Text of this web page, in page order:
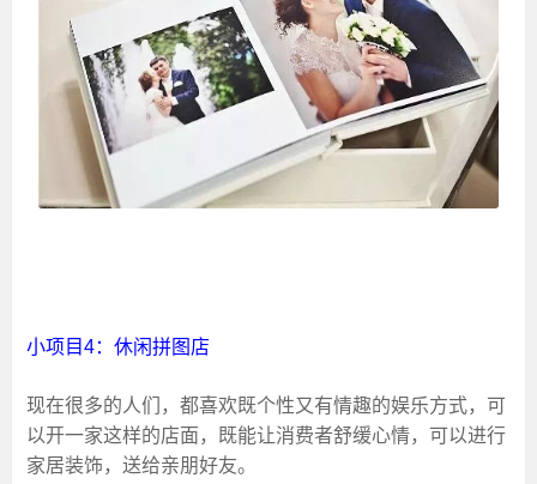
小项目4：休闲拼图店
现在很多的人们，都喜欢既个性又有情趣的娱乐方式，可
以开一家这样的店面，既能让消费者舒缓心情，可以进行
家居装饰，送给亲朋好友。